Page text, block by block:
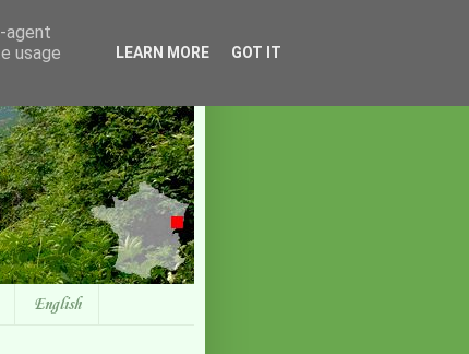
English
agent
usage
LEARN MORE GOT IT